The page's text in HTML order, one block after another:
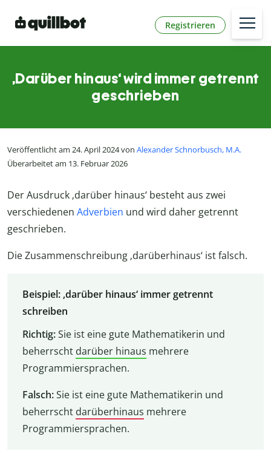
Registrieren
‚Darüber hinaus‘ wird immer getrennt
geschrieben
Veröffentlicht am 24. April 2024 von Alexander Schnorbusch, M.A.
Überarbeitet am 13. Februar 2026
Der Ausdruck ‚darüber hinaus‘ besteht aus zwei
verschiedenen Adverbien und wird daher getrennt
geschrieben.
Die Zusammenschreibung ‚darüberhinaus‘ ist falsch.
Beispiel: ‚darüber hinaus‘ immer getrennt
schreiben
Richtig:Sie ist eine gute Mathematikerin und
beherrscht darüber hinaus mehrere
Programmiersprachen.
Falsch:Sie ist eine gute Mathematikerin und
beherrscht darüberhinaus mehrere
Programmiersprachen.